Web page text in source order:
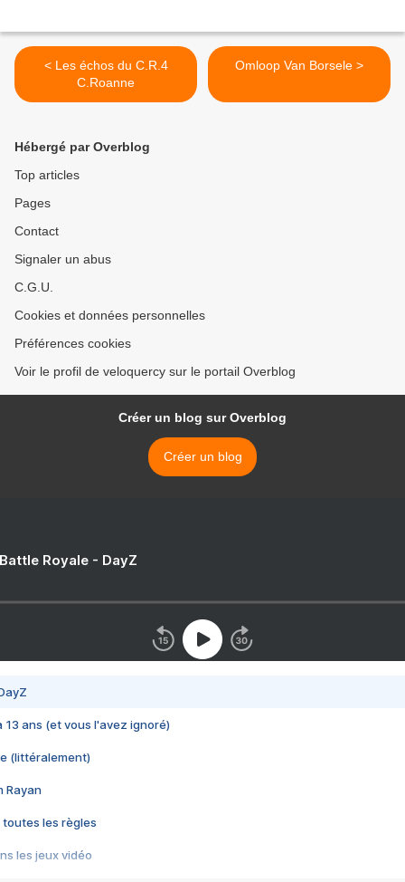
< Les échos du C.R.4
C.Roanne
Omloop Van Borsele >
Hébergé par Overblog
Top articles
Pages
Contact
Signaler un abus
C.G.U.
Cookies et données personnelles
Préférences cookies
Voir le profil de veloquercy sur le portail Overblog
Créer un blog sur Overblog
Créer un blog
Royale - DayZ
13 ans (et vous l'avez ignoré)
(littéralement)
Rayan
toutes les règles
les jeux vidéo